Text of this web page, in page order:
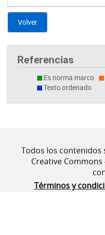
Volver
Referencias
Es norma marco
Texto ordenado